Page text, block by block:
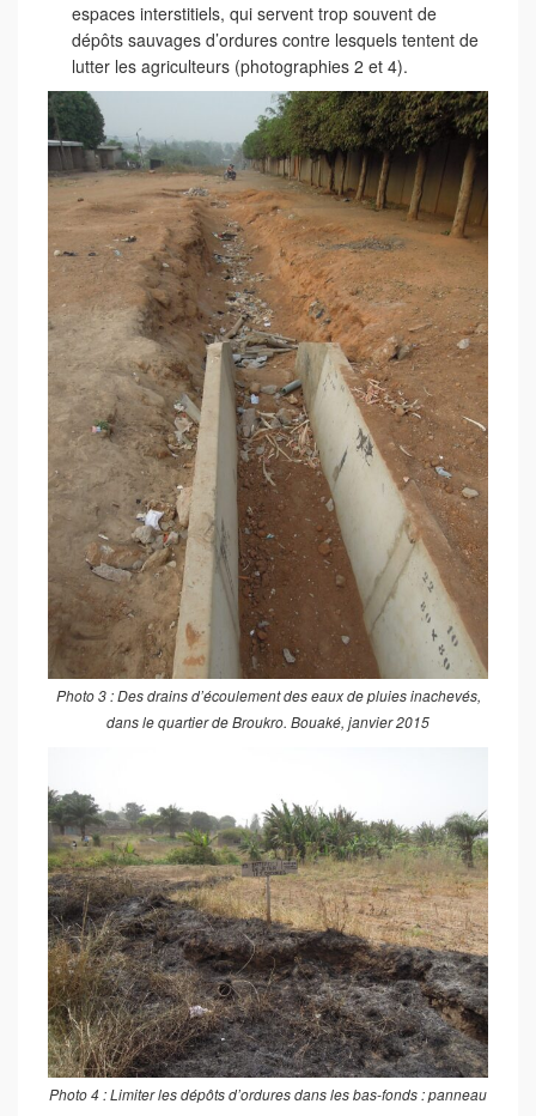
espaces interstitiels, qui servent trop souvent de
dépôts sauvages d’ordures contre lesquels tentent de
lutter les agriculteurs (photographies 2 et 4).
Photo 3 : Des drains d’écoulement des eaux de pluies inachevés,
dans le quartier de Broukro. Bouaké, janvier 2015
Photo 4 : Limiter les dépôts d’ordures dans les bas-fonds : panneau